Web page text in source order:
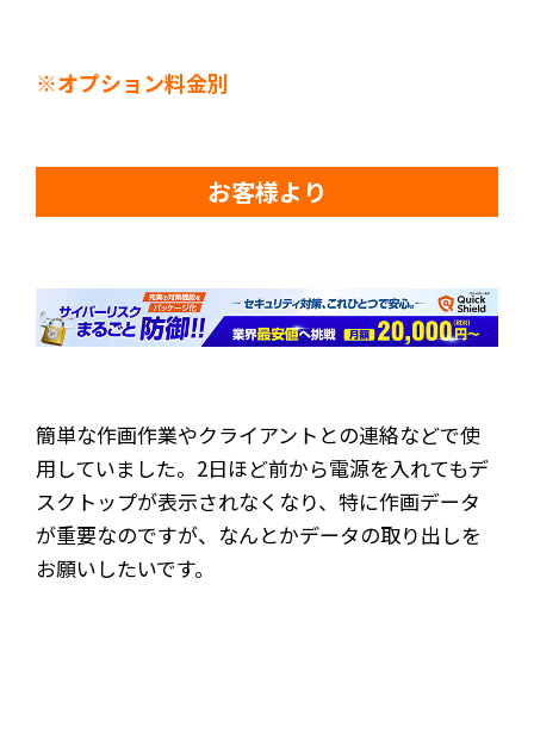
※オプション料金別
お客様より
簡単な作画作業やクライアントとの連絡などで使
用していました。2日ほど前から電源を入れてもデ
スクトップが表示されなくなり、特に作画データ
が重要なのですが、なんとかデータの取り出しを
お願いしたいです。